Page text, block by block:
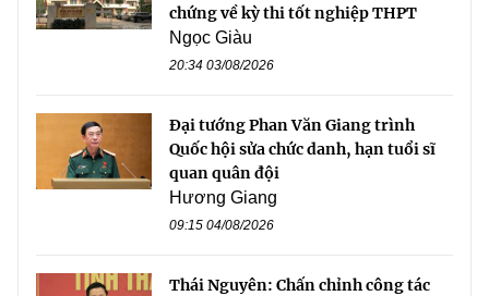
chứng về kỳ thi tốt nghiệp THPT
Ngọc Giàu
20:34 03/08/2026
Đại tướng Phan Văn Giang trình
Quốc hội sửa chức danh, hạn tuổi sĩ
quan quân đội
Hương Giang
09:15 04/08/2026
Thái Nguyên: Chấn chỉnh công tác